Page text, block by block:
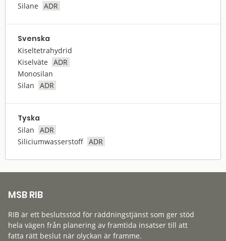
Silane ADR
Svenska
Kiseltetrahydrid
Kiselväte
ADR
Monosilan
Silan
ADR
Tyska
Silan
ADR
Siliciumwasserstoff ADR
MSB RIB
RIB är ett beslutsstöd för räddningstjänst som ger stöd
hela vägen från planering av framtida insatser till att
fatta rätt beslut när olyckan är framme.